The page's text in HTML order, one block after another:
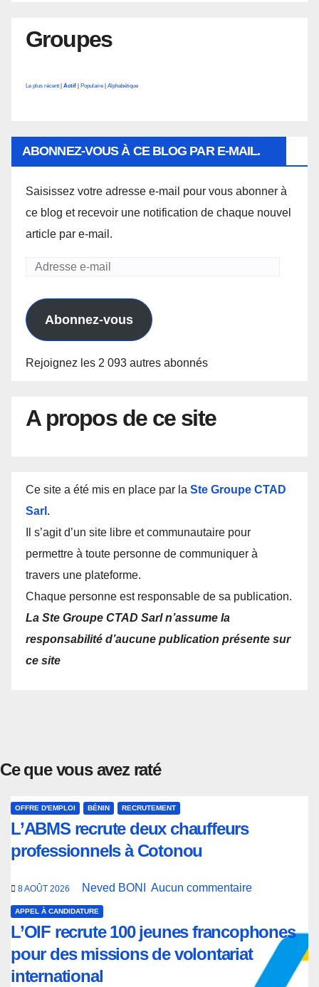
Groupes
Le plus récent Actif Populaire Alphabétique
ABONNEZ-VOUS À CE BLOG PAR E-MAIL.
Saisissez votre adresse e-mail pour vous abonner à
ce blog et recevoir une notification de chaque nouvel
article par e-mail.
Adresse
mail
Abonnez-vous
Rejoignez les 2 093 autres abonnés
A propos de ce site
Ce site a été mis en place par la Ste Groupe CTAD
Sarl .
Il s’agit d’un site libre et communautaire pour
permettre à toute personne de communiquer à
travers une plateforme.
Chaque personne est responsable de sa publication.
La Ste Groupe CTAD Sarl n’assume la
responsabilité d’aucune publication présente sur
ce site
Ce que vous avez raté
OFFRE D'EMPLOI BÉNIN RECRUTEMENT
L’ABMS recrute deux chauffeurs
professionnels à Cotonou
8 AOÛT 2026 Neved BONI Aucun commentaire
APPEL À CANDIDATURE
L’OIF recrute 100 jeunes francophones
pour des missions de volontariat
international